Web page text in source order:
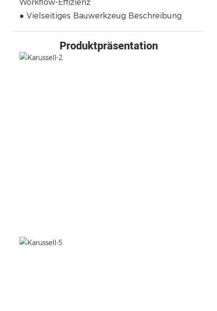
Workflow-Effizienz
● Vielseitiges Bauwerkzeug Beschreibung
Produktpräsentation